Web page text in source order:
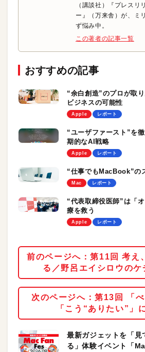
（講談社）『プレスリ
ー』（万来舎）が、ミ
ず悩み中。
この著者の記事一覧
おすすめの記事
“余白創造”のプロが取
ビジネスの可能性
Apple レポート
“ユーザファースト”を
期的なAI戦略
Apple レポート
“仕事でもMacBook”の
Mac レポート
“代表取締役医師”は「
療を救う
Apple レポート
前のページへ：第11回 考え
る／野呂エイシロウの
次のページへ：第13回 「
「こう“ありたい”」
最新ガジェットを「見
る」体験イベント「